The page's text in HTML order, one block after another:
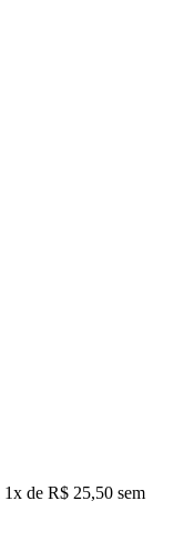
1x de R$ 25,50 sem